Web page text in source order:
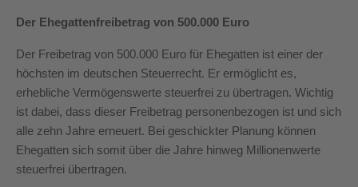
Der Ehegattenfreibetrag von 500.000 Euro
Der Freibetrag von 500.000 Euro für Ehegatten ist einer der
höchsten im deutschen Steuerrecht. Er ermöglicht es,
erhebliche Vermögenswerte steuerfrei zu übertragen. Wichtig
ist dabei, dass dieser Freibetrag personenbezogen ist und sich
alle zehn Jahre erneuert. Bei geschickter Planung können
Ehegatten sich somit über die Jahre hinweg Millionenwerte
steuerfrei übertragen.